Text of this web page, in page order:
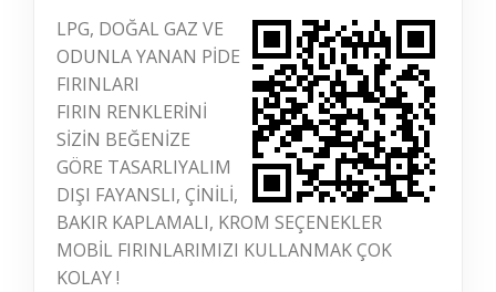
LPG, DOĞAL GAZ VE
ODUNLA YANAN PİDE
FIRINLARI
FIRIN RENKLERİNİ
SİZİN BEĞENİZE
GÖRE TASARLIYALIM
DIŞI FAYANSLI, ÇİNİLİ,
BAKIR KAPLAMALI, KROM SEÇENEKLER
MOBİL FIRINLARIMIZI KULLANMAK ÇOK
KOLAY !